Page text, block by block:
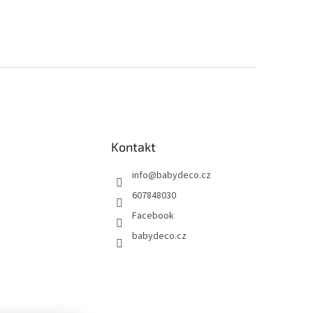
Kontakt
info@babydeco.cz
607848030
Facebook
babydeco.cz